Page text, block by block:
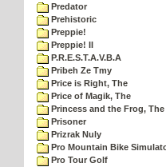
Predator
Prehistoric
Preppie!
Preppie! II
P.R.E.S.T.A.V.B.A
Pribeh Ze Tmy
Price is Right, The
Price of Magik, The
Princess and the Frog, The
Prisoner
Prizrak Nuly
Pro Mountain Bike
Pro Tour Golf